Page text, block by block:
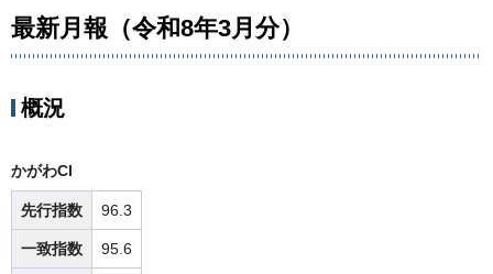
最新月報（令和8年3月分）
概況
かがわCI
先行指数 96.3
一致指数 95.6